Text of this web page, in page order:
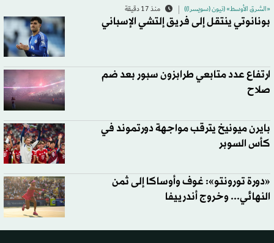
«الشرق الأوسط» (نيون (سويسرا)) منذ 17 دقيقة
بونانوتي ينتقل إلى فريق إلتشي الإسباني
ارتفاع عدد متابعي طرابزون سبور بعد ضم
صلاح
بايرن ميونيخ يترقب مواجهة دورتموند في
كأس السوبر
«دورة تورونتو»: غوف وأوساكا إلى ثمن
النهائي... وخروج أندرييفا